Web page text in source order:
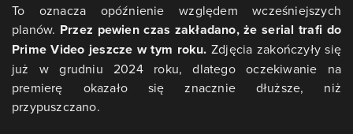
To oznacza opóźnienie względem wcześniejszych
planów. Przez pewien czas zakładano, że serial trafi do
Prime Video jeszcze w tym roku. Zdjęcia zakończyły się
już w grudniu 2024 roku, dlatego oczekiwanie na
premierę okazało się znacznie dłuższe, niż
przypuszczano.